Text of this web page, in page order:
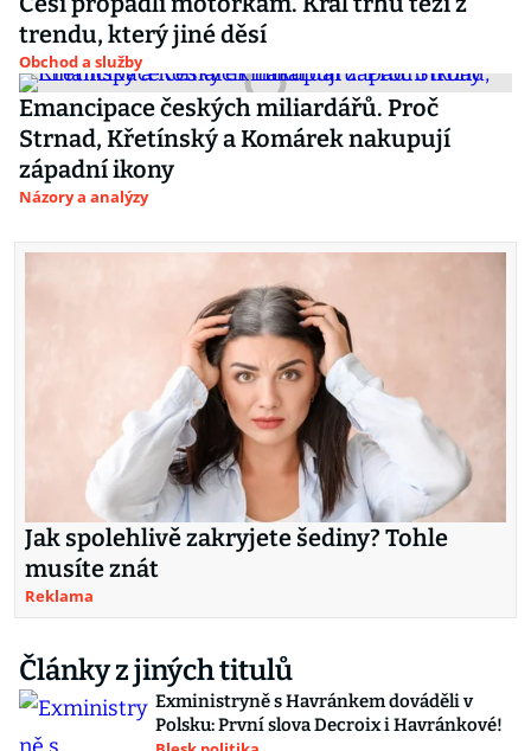
trendu, který jiné děsí
Obchod a služby
Emancipace českých miliardářů. Proč
Strnad, Křetínský a Komárek nakupují
západní ikony
Názory a analýzy
Jak spolehlivě zakryjete šediny? Tohle
musíte znát
Reklama
Články z jiných titulů
Exministryně s Havránkem dováděli v
Polsku: První slova Decroix i Havránkové!